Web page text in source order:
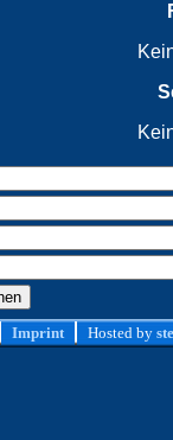
Imprint Hosted by